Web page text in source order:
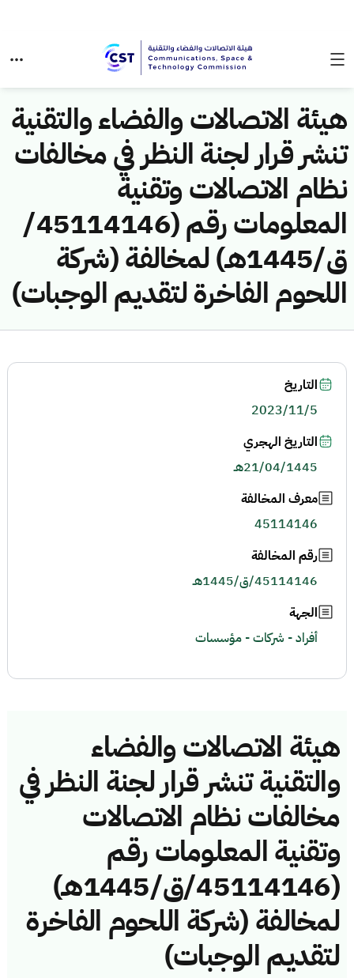
هيئة الاتصالات والفضاء والتقنية
تنشر قرار لجنة النظر في مخالفات
نظام الاتصالات وتقنية
المعلومات رقم (45114146/
ق/1445هـ) لمخالفة (شركة
اللحوم الفاخرة لتقديم الوجبات)
هيئة الاتصالات والفضاء
والتقنية تنشر قرار لجنة النظر في
مخالفات نظام الاتصالات
وتقنية المعلومات رقم
(45114146/ق/1445هـ)
لمخالفة (شركة اللحوم الفاخرة
لتقديم الوجبات)
التاريخ
2023/11/5
التاريخ الهجري
21/04/1445هـ
معرف المخالفة
45114146
رقم المخالفة
45114146/ق/1445هـ
الجهة
أفراد - شركات - مؤسسات